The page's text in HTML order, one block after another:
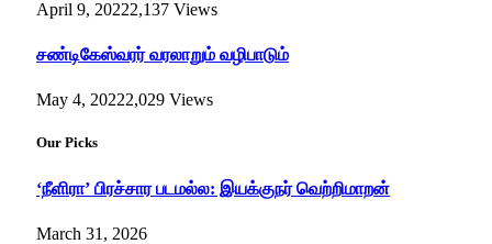
April 9, 20222,137 Views
சண்டிகேஸ்வரர் வரலாறும் வழிபாடும்
May 4, 20222,029 Views
Our Picks
‘நீளிரா’ பிரச்சார படமல்ல: இயக்குநர் வெற்றிமாறன்
March 31, 2026